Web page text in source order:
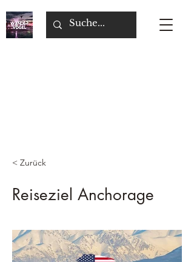
< Zurück
Reiseziel Anchorage